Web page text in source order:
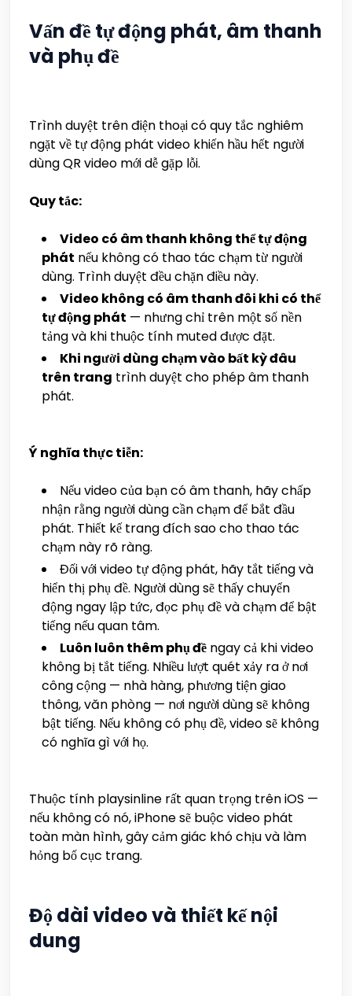
Vấn đề tự động phát, âm thanh
và phụ đề
Trình duyệt trên điện thoại có quy tắc nghiêm
ngặt về tự động phát video khiến hầu hết người
dùng QR video mới dễ gặp lỗi.
Quy tắc:
Video có âm thanh không thể tự động
phát nếu không có thao tác chạm từ người
dùng. Trình duyệt đều chặn điều này.
Video không có âm thanh đôi khi có thể
tự động phát — nhưng chỉ trên một số nền
tảng và khi thuộc tính muted được đặt.
Khi người dùng chạm vào bất kỳ đâu
trên trang trình duyệt cho phép âm thanh
phát.
Ý nghĩa thực tiễn:
Nếu video của bạn có âm thanh, hãy chấp
nhận rằng người dùng cần chạm để bắt đầu
phát. Thiết kế trang đích sao cho thao tác
chạm này rõ ràng.
Đối với video tự động phát, hãy tắt tiếng và
hiển thị phụ đề. Người dùng sẽ thấy chuyển
động ngay lập tức, đọc phụ đề và chạm để bật
tiếng nếu quan tâm.
Luôn luôn thêm phụ đề ngay cả khi video
không bị tắt tiếng. Nhiều lượt quét xảy ra ở nơi
công cộng — nhà hàng, phương tiện giao
thông, văn phòng — nơi người dùng sẽ không
bật tiếng. Nếu không có phụ đề, video sẽ không
có nghĩa gì với họ.
Thuộc tính playsinline rất quan trọng trên iOS —
nếu không có nó, iPhone sẽ buộc video phát
toàn màn hình, gây cảm giác khó chịu và làm
hỏng bố cục trang.
Độ dài video và thiết kế nội
dung